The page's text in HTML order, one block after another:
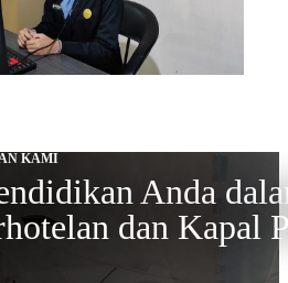
KAMI
Anda
dan Kapal